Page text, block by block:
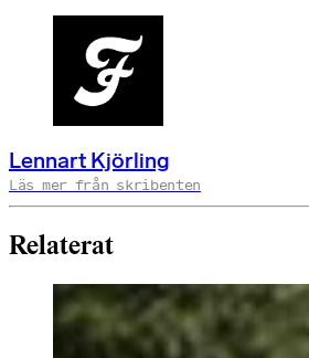
Lennart Kjörling
Läs mer från skribenten
Relaterat